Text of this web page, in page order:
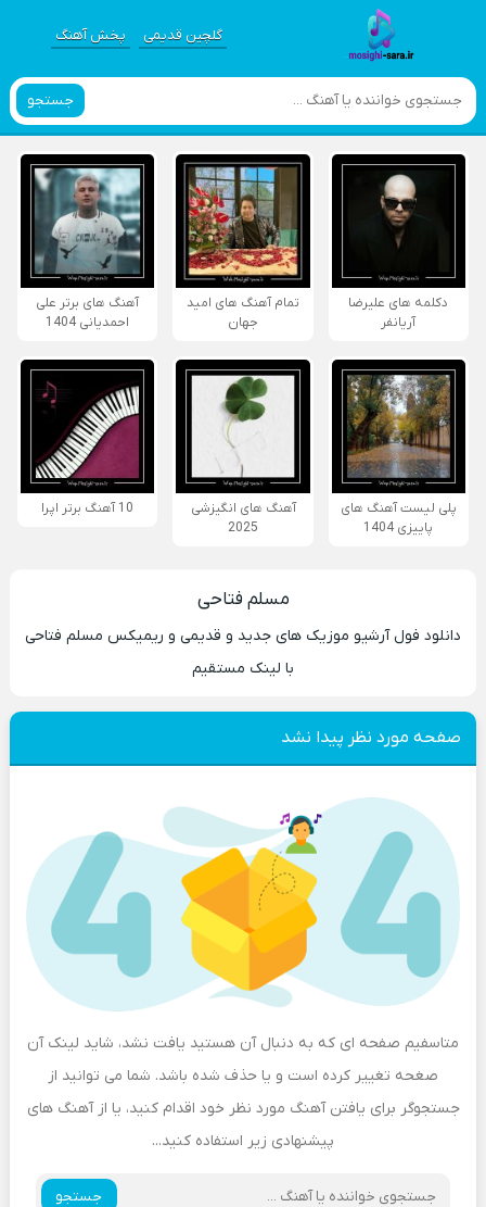
گلچین قدیمی پخش آهنگ
جستجو
دکلمه های علیرضا
آریانفر
تمام آهنگ های امید
جهان
آهنگ های برتر علی
احمدیانی 1404
پلی لیست آهنگ های
پاییزی 1404
آهنگ های انگیزشی
2025
10 آهنگ برتر اپرا
مسلم فتاحی
دانلود فول آرشیو موزیک های جدید و قدیمی و ریمیکس مسلم فتاحی
با لینک مستقیم
صفحه مورد نظر پیدا نشد
متاسفیم صفحه ای که به دنبال آن هستید یافت نشد، شاید لینک آن
صغحه تغییر کرده است و یا حذف شده باشد. شما می توانید از
جستجوگر برای یافتن آهنگ مورد نظر خود اقدام کنید، یا از آهنگ های
پیشنهادی زیر استفاده کنید...
جستجو